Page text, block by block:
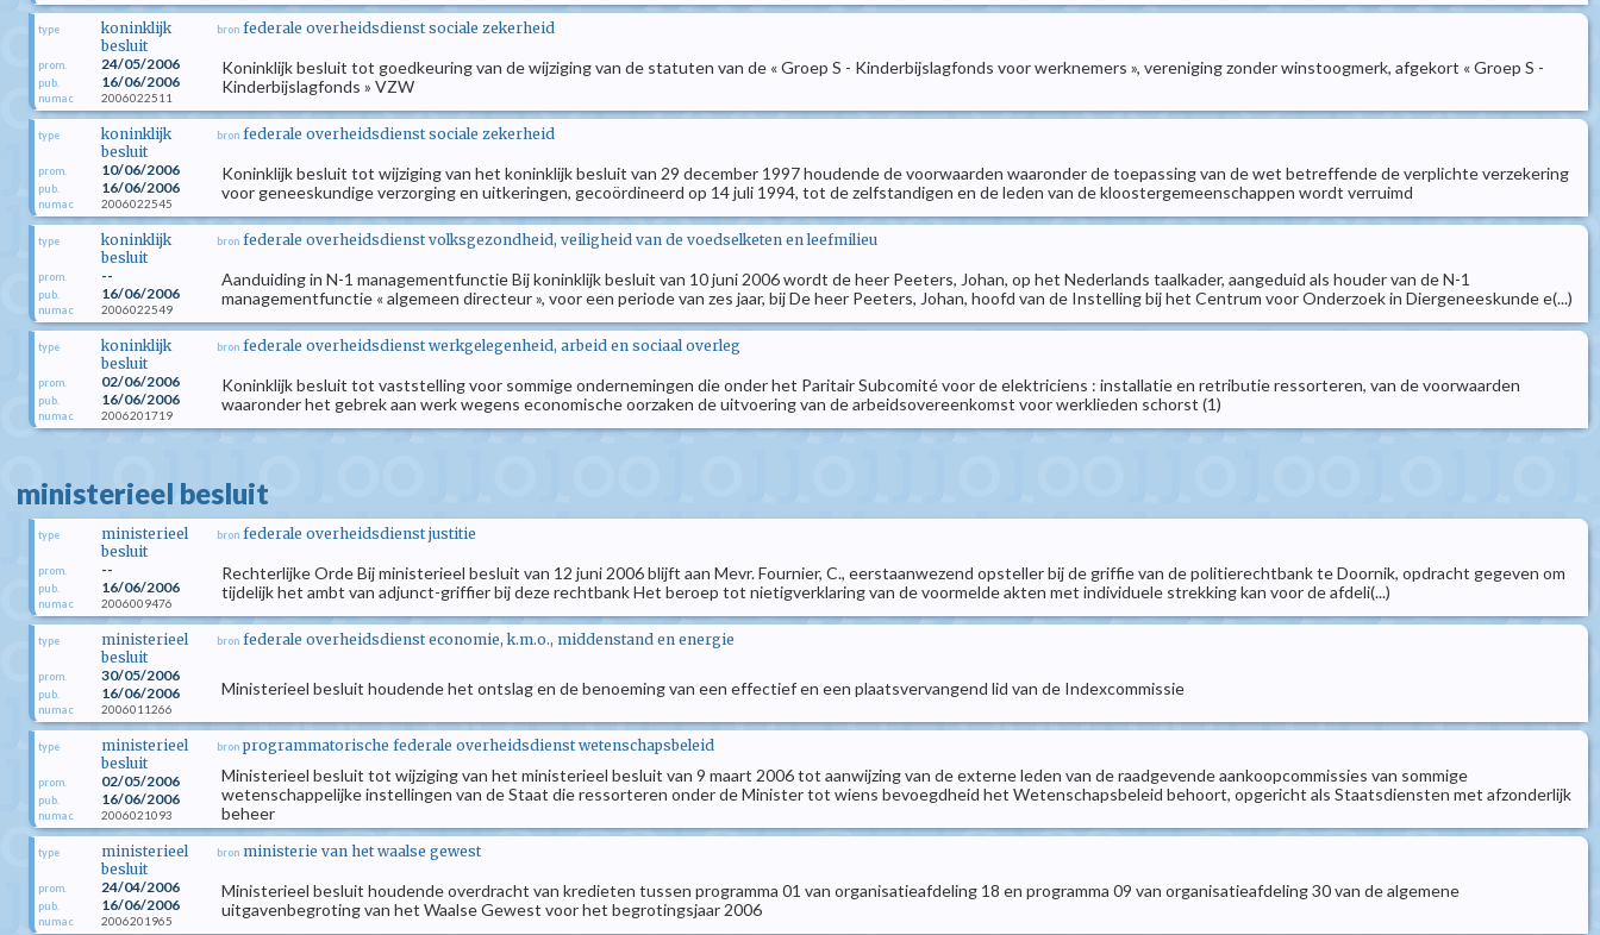
type
koninklijk
besluit
prom. 24/05/2006
pub. 16/06/2006
numac 2006022511
bron federale overheidsdienst sociale zekerheid
Koninklijk besluit tot goedkeuring van de wijziging van de statuten van de « Groep S - Kinderbijslagfonds voor werknemers », vereniging zonder winstoogmerk, afgekort « Groep S -
Kinderbijslagfonds » VZW
type
koninklijk
besluit
prom. 10/06/2006
pub. 16/06/2006
numac 2006022545
bron federale overheidsdienst sociale zekerheid
Koninklijk besluit tot wijziging van het koninklijk besluit van 29 december 1997 houdende de voorwaarden waaronder de toepassing van de wet betreffende de verplichte verzekering
voor geneeskundige verzorging en uitkeringen, gecoördineerd op 14 juli 1994, tot de zelfstandigen en de leden van de kloostergemeenschappen wordt verruimd
type
koninklijk
besluit
prom. --
pub. 16/06/2006
numac 2006022549
bron federale overheidsdienst volksgezondheid, veiligheid van de voedselketen en leefmilieu
Aanduiding in N-1 managementfunctie Bij koninklijk besluit van 10 juni 2006 wordt de heer Peeters, Johan, op het Nederlands taalkader, aangeduid als houder van de N-1
managementfunctie « algemeen directeur », voor een periode van zes jaar, bij De heer Peeters, Johan, hoofd van de Instelling bij het Centrum voor Onderzoek in Diergeneeskunde e(...)
type
koninklijk
besluit
prom. 02/06/2006
pub. 16/06/2006
numac 2006201719
bron federale overheidsdienst werkgelegenheid, arbeid en sociaal overleg
Koninklijk besluit tot vaststelling voor sommige ondernemingen die onder het Paritair Subcomité voor de elektriciens : installatie en retributie ressorteren, van de voorwaarden
waaronder het gebrek aan werk wegens economische oorzaken de uitvoering van de arbeidsovereenkomst voor werklieden schorst (1)
ministerieel besluit
type
ministerieel
besluit
prom. --
pub. 16/06/2006
numac 2006009476
bron federale overheidsdienst justitie
Rechterlijke Orde Bij ministerieel besluit van 12 juni 2006 blijft aan Mevr. Fournier, C., eerstaanwezend opsteller bij de griffie van de politierechtbank te Doornik, opdracht gegeven om
tijdelijk het ambt van adjunct-griffier bij deze rechtbank Het beroep tot nietigverklaring van de voormelde akten met individuele strekking kan voor de afdeli(...)
type
ministerieel
besluit
prom. 30/05/2006
pub. 16/06/2006
numac 2006011266
bron federale overheidsdienst economie, k.m.o., middenstand en energie
Ministerieel besluit houdende het ontslag en de benoeming van een effectief en een plaatsvervangend lid van de Indexcommissie
type
ministerieel
besluit
prom. 02/05/2006
pub. 16/06/2006
numac 2006021093
bron programmatorische federale overheidsdienst wetenschapsbeleid
Ministerieel besluit tot wijziging van het ministerieel besluit van 9 maart 2006 tot aanwijzing van de externe leden van de raadgevende aankoopcommissies van sommige
wetenschappelijke instellingen van de Staat die ressorteren onder de Minister tot wiens bevoegdheid het Wetenschapsbeleid behoort, opgericht als Staatsdiensten met afzonderlijk
beheer
type
ministerieel
besluit
prom. 24/04/2006
pub. 16/06/2006
numac 2006201965
bron ministerie van het waalse gewest
Ministerieel besluit houdende overdracht van kredieten tussen programma 01 van organisatieafdeling 18 en programma 09 van organisatieafdeling 30 van de algemene
uitgavenbegroting van het Waalse Gewest voor het begrotingsjaar 2006